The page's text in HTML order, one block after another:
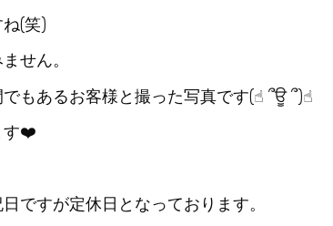
(笑)
せん。
もあるお客様と撮った写真です(☝︎ ՞ਊ ՞)☝︎
す❤️
ですが定休日となっております。